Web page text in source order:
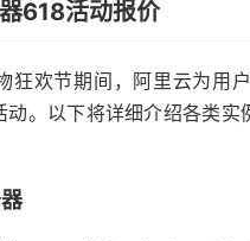
618活动报价
狂欢节期间，阿里云为用
动。以下将详细介绍各类实